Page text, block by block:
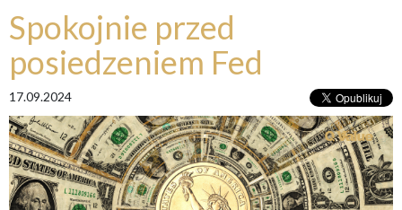
Spokojnie przed
posiedzeniem Fed
17.09.2024